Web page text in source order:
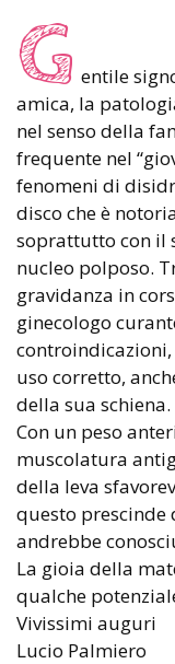
G entile
amica, la
nel senso della
frequente nel
fenomeni di
disco che è
soprattutto con il
nucleo polposo.
gravidanza in
ginecologo
uso corretto,
della sua schiena.
Con un peso
muscolatura
della leva
questo prescinde
andrebbe
La gioia della
qualche
Vivissimi auguri
Lucio Palmiero